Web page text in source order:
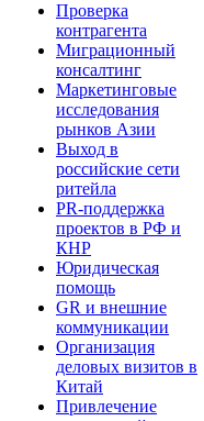
Проверка
контрагента
Миграционный
консалтинг
Маркетинговые
исследования
рынков Азии
Выход в
российские сети
ритейла
PR-поддержка
проектов в РФ и
КНР
Юридическая
помощь
GR и внешние
коммуникации
Организация
деловых визитов в
Китай
Привлечение